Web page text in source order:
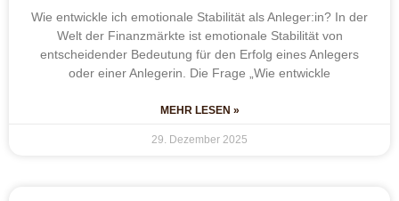
Wie entwickle ich emotionale Stabilität als Anleger:in? In der
Welt der Finanzmärkte ist emotionale Stabilität von
entscheidender Bedeutung für den Erfolg eines Anlegers
oder einer Anlegerin. Die Frage „Wie entwickle
MEHR LESEN »
29. Dezember 2025